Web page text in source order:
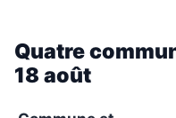
Quatre
18 août